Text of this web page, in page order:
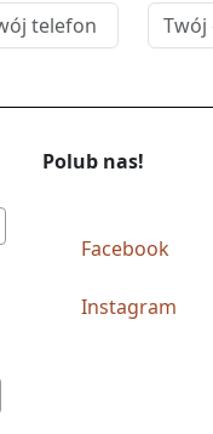
Polub nas!
Facebook
Instagram